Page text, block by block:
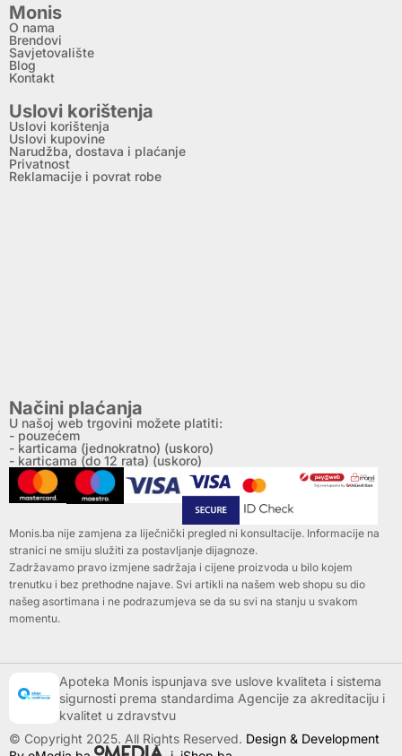
Monis
O nama
Brendovi
Savjetovalište
Blog
Kontakt
Uslovi korištenja
Uslovi korištenja
Uslovi kupovine
Narudžba, dostava i plaćanje
Privatnost
Reklamacije i povrat robe
Načini plaćanja
U našoj web trgovini možete platiti:
- pouzećem
- karticama (jednokratno) (uskoro)
- karticama (do 12 rata) (uskoro)
Monis.ba nije zamjena za liječnički pregled ni konsultacije. Informacije na
stranici ne smiju služiti za postavljanje dijagnoze.
Zadržavamo pravo izmjene sadržaja i cijene proizvoda u bilo kojem
trenutku i bez prethodne najave. Svi artikli na našem web shopu su dio
našeg asortimana i ne podrazumjeva se da su svi na stanju u svakom
momentu.
Apoteka Monis ispunjava sve uslove kvaliteta i sistema
sigurnosti prema standardima Agencije za akreditaciju i
kvalitet u zdravstvu
© Copyright 2025. All Rights Reserved. Design & Development